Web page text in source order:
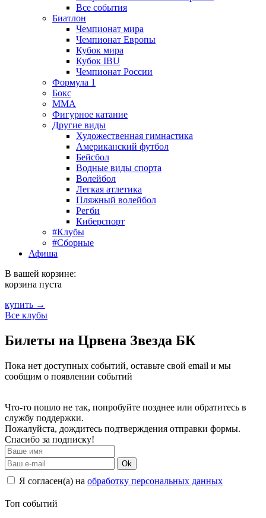
Все события
Биатлон
Чемпионат мира
Чемпионат Европы
Кубок мира
Кубок IBU
Чемпионат России
Формула 1
Бокс
MMA
Фигурное катание
Другие виды
Художественная гимнастика
Американский футбол
Бейсбол
Водные виды спорта
Волейбол
Легкая атлетика
Пляжный волейбол
Регби
Киберспорт
#Клубы
#Сборные
Афиша
В вашей корзине:
корзина пуста
купить →
Все клубы
Билеты на Црвена Звезда БК
Пока нет доступных событий, оставьте свой email и мы
сообщим о появлении событий
Что-то пошло не так, попробуйте позднее или обратитесь в
службу поддержки.
Пожалуйста, дождитесь подтверждения отправки формы.
Спасибо за подписку!
Ok
Я согласен(а) на обработку персональных данных
Топ событий